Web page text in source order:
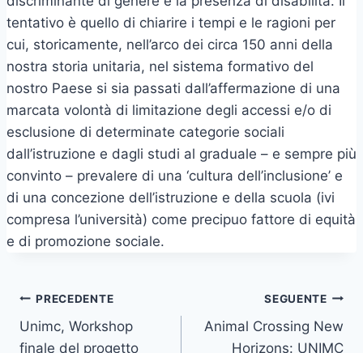
tentativo è quello di chiarire i tempi e le ragioni per
cui, storicamente, nell’arco dei circa 150 anni della
nostra storia unitaria, nel sistema formativo del
nostro Paese si sia passati dall’affermazione di una
marcata volontà di limitazione degli accessi e/o di
esclusione di determinate categorie sociali
dall’istruzione e dagli studi al graduale – e sempre più
convinto – prevalere di una ‘cultura dell’inclusione’ e
di una concezione dell’istruzione e della scuola (ivi
compresa l’università) come precipuo fattore di equità
e di promozione sociale.
Navigazione
articoli
PRECEDENTE
Unimc, Workshop
finale del progetto
SEGUENTE
Animal Crossing New
Horizons: UNIMC